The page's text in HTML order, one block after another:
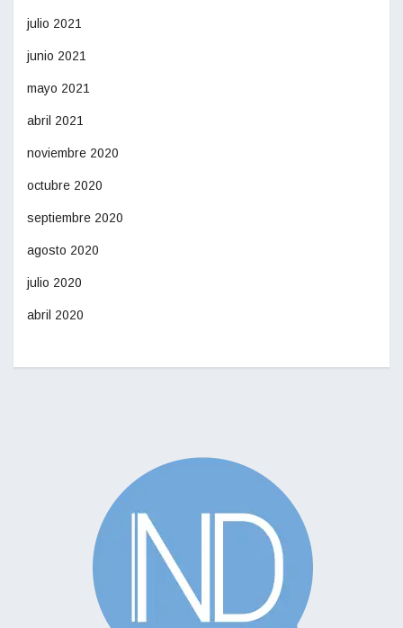
julio 2021
junio 2021
mayo 2021
abril 2021
noviembre 2020
octubre 2020
septiembre 2020
agosto 2020
julio 2020
abril 2020